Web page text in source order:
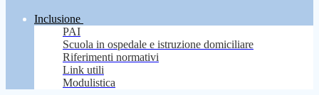
Inclusione
PAI
Scuola in ospedale e istruzione domiciliare
Riferimenti normativi
Link utili
Modulistica